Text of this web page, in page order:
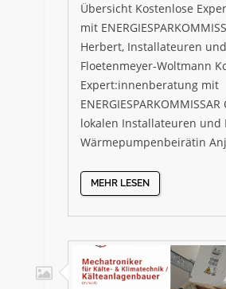
Übersicht Kostenlose
mit
Herbert, Installateuren
Floetenmeyer-Woltmann
Expert:innenberatung mit
lokalen Installateuren und
Wärmepumpenbeirätin
MEHR LESEN